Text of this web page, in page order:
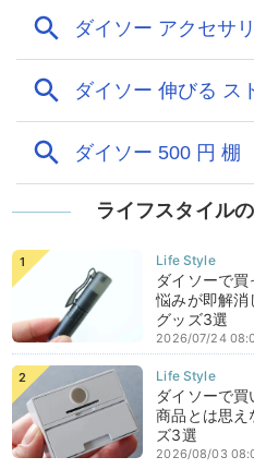
ライフスタイル
ダイソーで
悩みが即解消
グッズ3選
2026/07/24
ダイソーで
商品とは思え
ズ3選
2026/08/03